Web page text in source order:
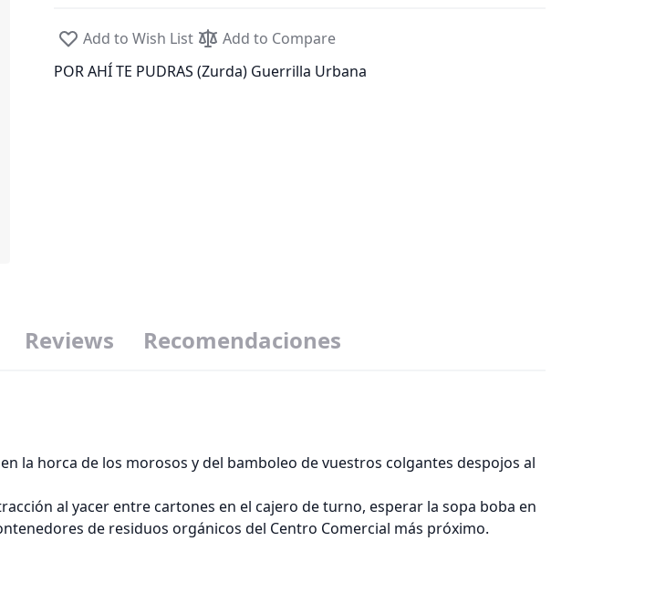
Add to Wish List
Add to Compare
POR AHÍ TE PUDRAS (Zurda) Guerrilla Urbana
la horca de los morosos y del bamboleo de vuestros colgantes despojos al
al yacer entre cartones en el cajero de turno, esperar la sopa boba en
de residuos orgánicos del Centro Comercial más próximo.
Reviews Recomendaciones